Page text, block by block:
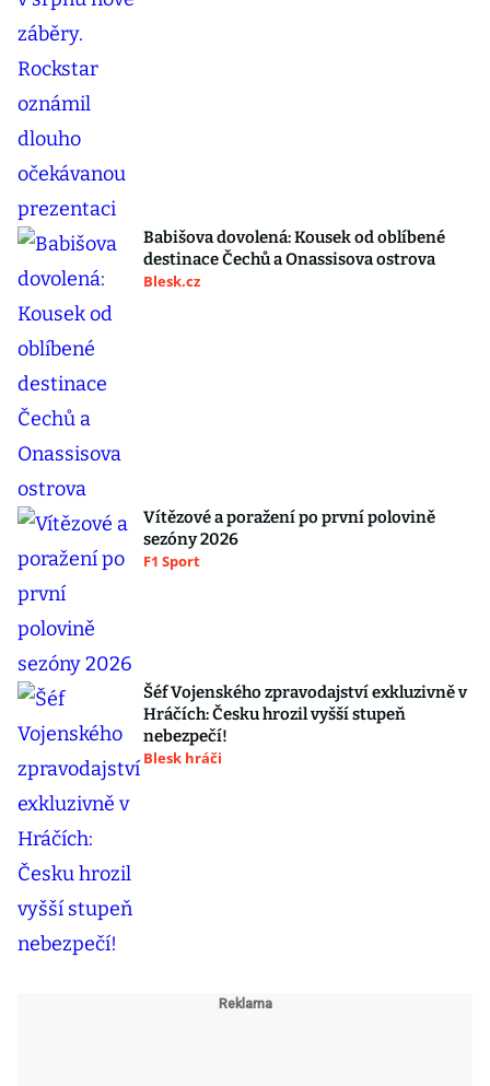
Babišova dovolená: Kousek od oblíbené
destinace Čechů a Onassisova ostrova
Blesk.cz
Vítězové a poražení po první polovině
sezóny 2026
F1 Sport
Šéf Vojenského zpravodajství exkluzivně v
Hráčích: Česku hrozil vyšší stupeň
nebezpečí!
Blesk hráči